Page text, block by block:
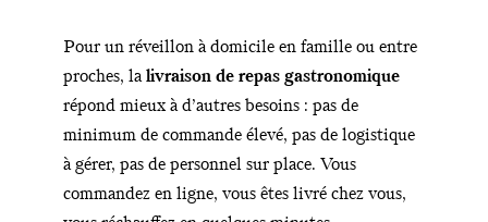
Pour un réveillon à domicile en famille ou entre
proches, lalivraison de repas gastronomique
répond mieux à d’autres besoins : pas de
minimum de commande élevé, pas de logistique
à gérer, pas de personnel sur place. Vous
commandez en ligne, vous êtes livré chez vous,